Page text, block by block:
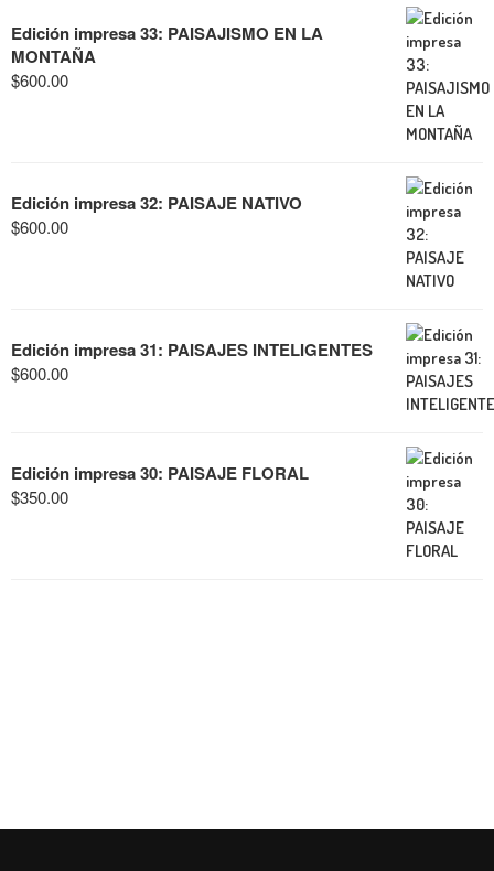
Edición impresa 33: PAISAJISMO EN LA
MONTAÑA
$600.00
Edición impresa 32: PAISAJE NATIVO
$600.00
Edición impresa 31: PAISAJES INTELIGENTES
$600.00
Edición impresa 30: PAISAJE FLORAL
$350.00